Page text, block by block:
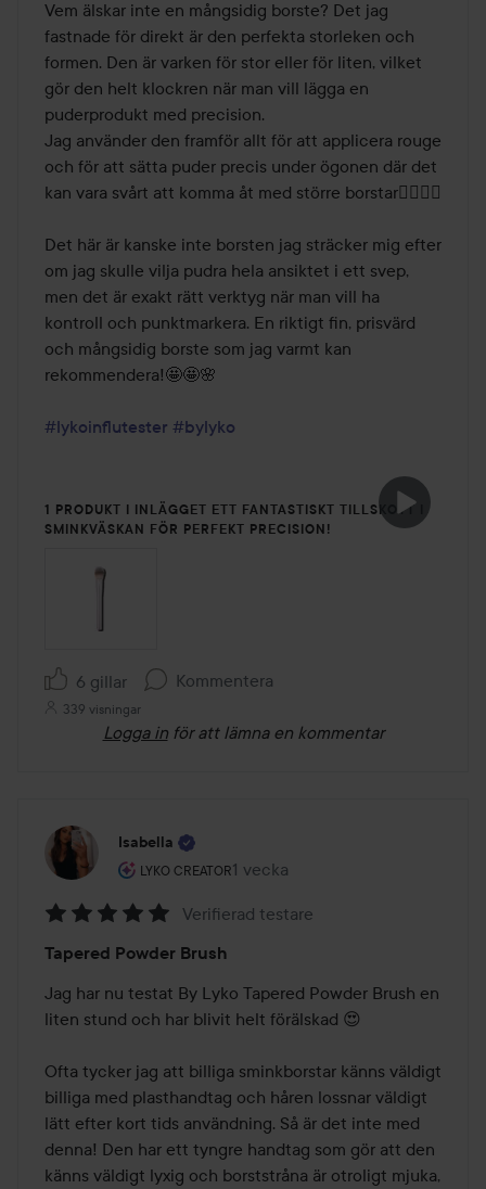
Vem älskar inte en mångsidig borste? Det jag
fastnade för direkt är den perfekta storleken och
formen. Den är varken för stor eller för liten, vilket
gör den helt klockren när man vill lägga en
puderprodukt med precision.
Jag använder den framför allt för att applicera rouge
och för att sätta puder precis under ögonen där det
kan vara svårt att komma åt med större borstar👌🏼👌🏼
Det här är kanske inte borsten jag sträcker mig efter
om jag skulle vilja pudra hela ansiktet i ett svep,
men det är exakt rätt verktyg när man vill ha
kontroll och punktmarkera. En riktigt fin, prisvärd
och mångsidig borste som jag varmt kan
rekommendera!🤩🤩🌸
#lykoinflutester #bylyko
1 PRODUKT I INLÄGGET ETT FANTASTISKT TILLSKOTT I
SMINKVÄSKAN FÖR PERFEKT PRECISION!
6 gillar Kommentera
339 visningar
Logga in för att lämna en kommentar
Isabella
LYKO CREATOR
Användarens roll: Lyko Creator.
1 vecka
Inlägget skapades 1 vecka
5
av
5
Verifierad testare
Tapered Powder Brush
Jag har nu testat By Lyko Tapered Powder Brush en
liten stund och har blivit helt förälskad 😍
Ofta tycker jag att billiga sminkborstar känns väldigt
billiga med plasthandtag och håren lossnar väldigt
lätt efter kort tids användning. Så är det inte med
denna! Den har ett tyngre handtag som gör att den
känns väldigt lyxig och borststråna är otroligt mjuka,